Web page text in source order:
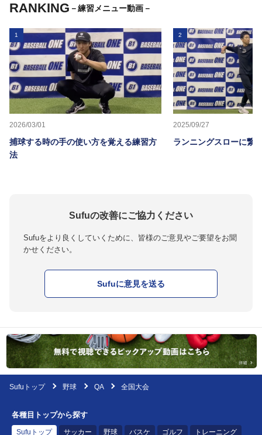
RANKING －練習メニュー動画－
1
2026/03/01
捕球する時の手の使い方を覚える練習方
法
2
2025/09/27
ランニングスローに繋
Sufuの改善にご協力ください
Sufuをより良くしていくために、皆様のご意見やご要望をお聞
かせください。
Sufuに意見を送る
Sufuトップ 野球 QA 全国大会
各種目トップから探す
Sufuトップ サッカー 野球 バスケ ゴルフ トレーニング